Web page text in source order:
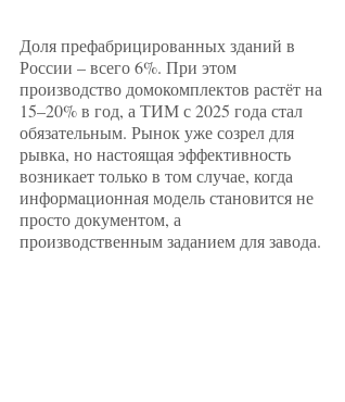
Доля префабрицированных зданий в
России – всего 6%. При этом
производство домокомплектов растёт на
15–20% в год, а ТИМ с 2025 года стал
обязательным. Рынок уже созрел для
рывка, но настоящая эффективность
возникает только в том случае, когда
информационная модель становится не
просто документом, а
производственным заданием для завода.